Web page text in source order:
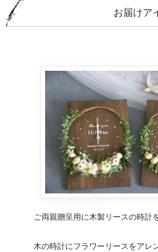
お届けア
ご両親贈呈用に木製リースの時計
木の時計にフラワーリースをアレ